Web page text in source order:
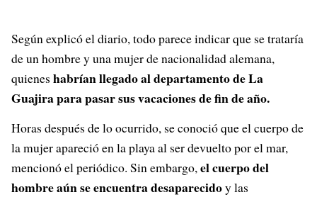
Según explicó el diario, todo parece indicar que se trataría
de un hombre y una mujer de nacionalidad alemana,
quienes habrían llegado al departamento de La
Guajira para pasar sus vacaciones de fin de año.
Horas después de lo ocurrido, se conoció que el cuerpo de
la mujer apareció en la playa al ser devuelto por el mar,
mencionó el periódico. Sin embargo, el cuerpo del
hombre aún se encuentra desaparecidoy las